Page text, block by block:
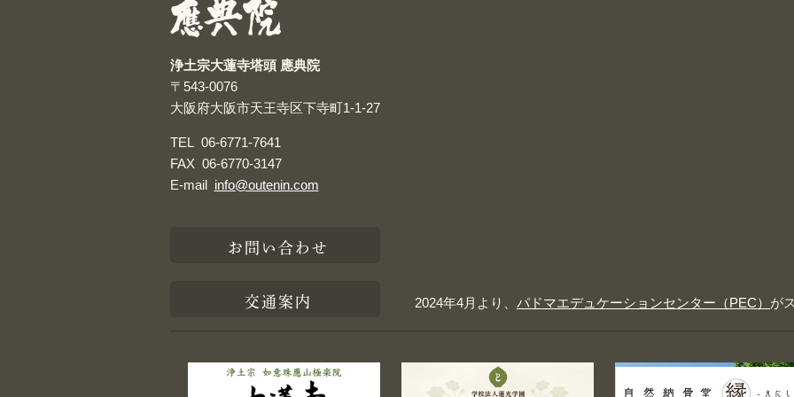
浄土宗大蓮寺塔頭 應典院
〒543-0076
大阪府大阪市天王寺区下寺町1-1-27
TEL 06-6771-7641
FAX 06-6770-3147
E-mail info@outenin.com
お問い合わせ
交通案内 2024年4月より、 パドマエデュケーションセンター（PEC） が